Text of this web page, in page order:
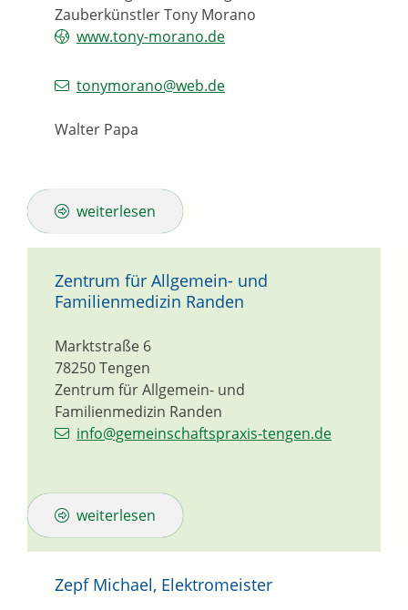
Zauberkünstler Tony Morano
www.tony-morano.de
tonymorano@web.de
Walter Papa
weiterlesen
Zentrum für Allgemein- und
Familienmedizin Randen
Zentrum für Allgemein- und
Familienmedizin Randen
Marktstraße 6
78250Tengen
info@gemeinschaftspraxis-tengen.de
weiterlesen
Zepf Michael, Elektromeister